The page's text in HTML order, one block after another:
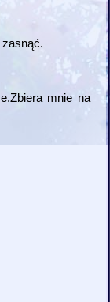
zasnąć.
mnie na